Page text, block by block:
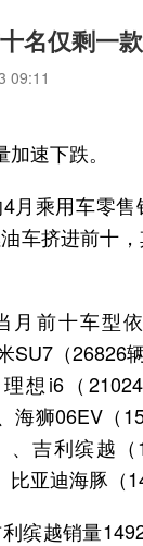
名仅剩一
09:11
速下跌。
月乘用车零售
车挤进前十
月前十车型
SU7（26826
想i6（
海狮06EV（
、吉利缤越
亚迪海豚（
缤越销量